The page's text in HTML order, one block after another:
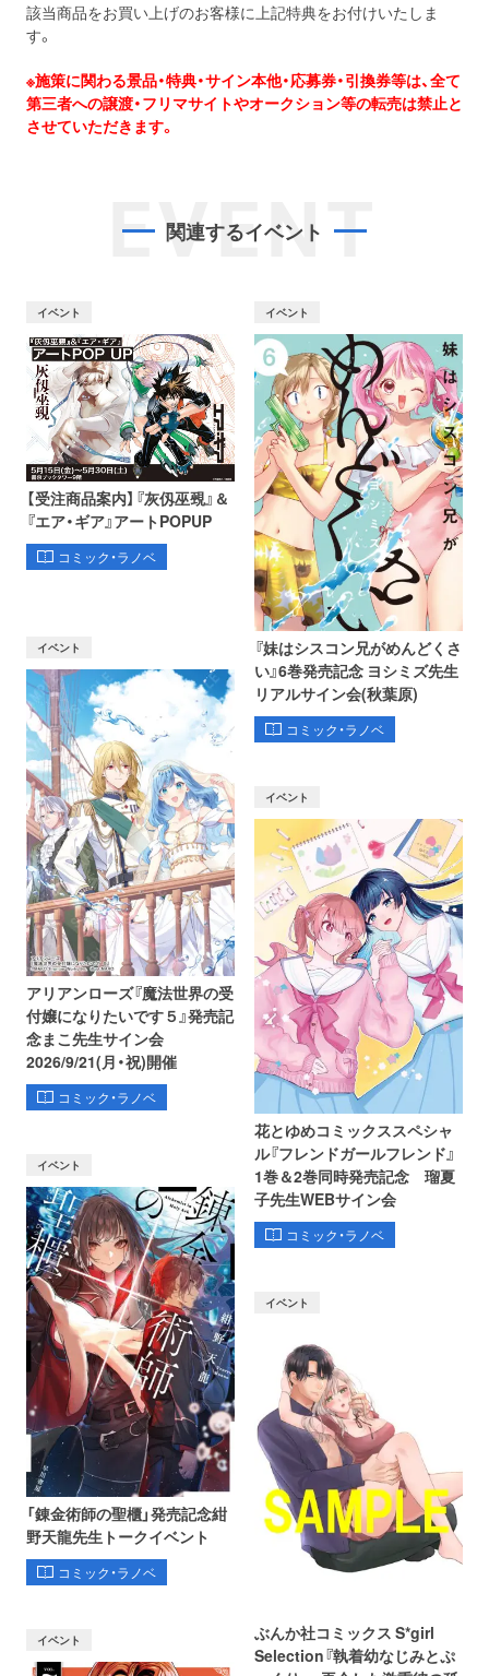
該当商品をお買い上げのお客様に上記特典をお付けいたしま
す。
※施策に関わる景品・特典・サイン本他・応募券・引換券等は、全て
第三者への譲渡・フリマサイトやオークション等の転売は禁止と
させていただきます。
EVENT
関連するイベント
イベント
【受注商品案内】『灰仭巫覡』＆
『エア・ギア』アートPOPUP
コミック・ラノベ
イベント
『妹はシスコン兄がめんどくさ
い』6巻発売記念 ヨシミズ先生
リアルサイン会(秋葉原)
コミック・ラノベ
イベント
アリアンローズ『魔法世界の受
付嬢になりたいです５』発売記
念まこ先生サイン会
2026/9/21(月・祝)開催
コミック・ラノベ
イベント
花とゆめコミックススペシャ
ル『フレンドガールフレンド』
1巻＆2巻同時発売記念 瑠夏
子先生WEBサイン会
コミック・ラノベ
イベント
「錬金術師の聖櫃」発売記念紺
野天龍先生トークイベント
コミック・ラノベ
イベント
ぶんか社コミックス S*girl
Selection『執着幼なじみとぷ
イベント